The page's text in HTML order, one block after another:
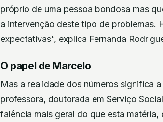
próprio de uma pessoa bondosa mas
a intervenção deste tipo de problemas.
expectativas”, explica Fernanda
O papel de Marcelo
Mas a realidade dos números significa
professora, doutorada em Serviço
falência mais geral do que esta